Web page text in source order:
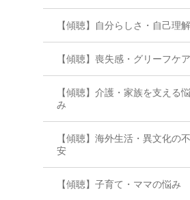
【傾聴】自分らしさ・自己理解
【傾聴】喪失感・グリーフケア
【傾聴】介護・家族を支える悩
み
【傾聴】海外生活・異文化の不
安
【傾聴】子育て・ママの悩み